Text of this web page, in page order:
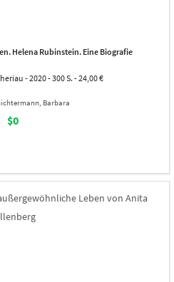
Helena Rubinstein. Eine Biografie
- 2020 - 300 S. - 24,00 €
Barbara
$0